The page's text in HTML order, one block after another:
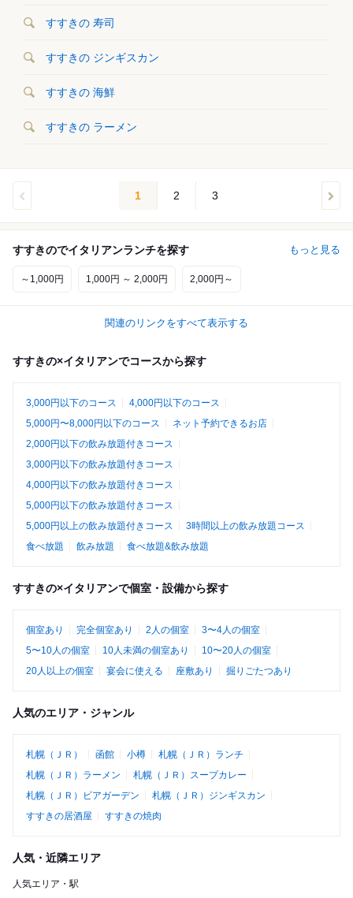
すすきの 寿司
すすきの ジンギスカン
すすきの 海鮮
すすきの ラーメン
1 2 3
すすきのでイタリアンランチを探す もっと見る
～1,000円 1,000円 ～ 2,000円 2,000円～
関連のリンクをすべて表示する
すすきの×イタリアンでコースから探す
3,000円以下のコース
4,000円以下のコース
5,000円〜8,000円以下のコース
ネット予約できるお店
2,000円以下の飲み放題付きコース
3,000円以下の飲み放題付きコース
4,000円以下の飲み放題付きコース
5,000円以下の飲み放題付きコース
5,000円以上の飲み放題付きコース
3時間以上の飲み放題コース
食べ放題
飲み放題 食べ放題&飲み放題
すすきの×イタリアンで個室・設備から探す
個室あり 完全個室あり 2人の個室
3〜4人の個室
5〜10人の個室
10人未満の個室あり
10〜20人の個室
20人以上の個室
宴会に使える 座敷あり 掘りごたつあり
人気のエリア・ジャンル
札幌（ＪＲ） 函館 小樽
札幌（ＪＲ）ランチ
札幌（ＪＲ）ラーメン
札幌（ＪＲ）スープカレー
札幌（ＪＲ）ビアガーデン
札幌（ＪＲ）ジンギスカン
すすきの居酒屋
すすきの焼肉
人気・近隣エリア
人気エリア・駅